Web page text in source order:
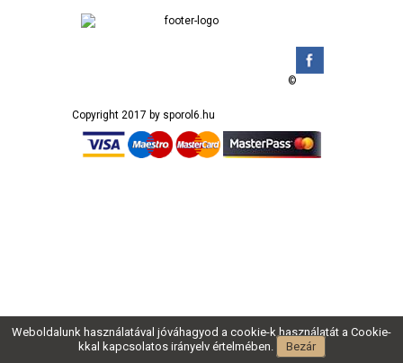
Weboldalunk használatával jóváhagyod a cookie-k használatát a Cookie-
kkal kapcsolatos irányelv értelmében.
Bezár
©
Copyright 2017 by sporol6.hu